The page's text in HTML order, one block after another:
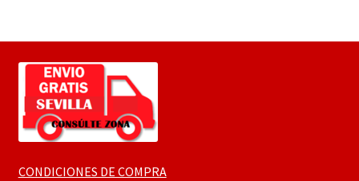
CONDICIONES DE COMPRA